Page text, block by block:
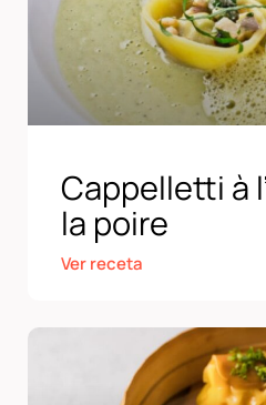
Cappelletti à
la poire
Ver receta